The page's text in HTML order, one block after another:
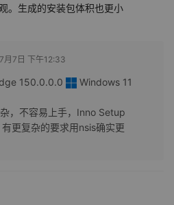
。生成的安装包体积也更小
月7日 下午12:33
150.0.0.0
Windows 11
，不容易上手，Inno Setup
更复杂的要求用nsis确实更